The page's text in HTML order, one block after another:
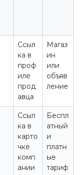
Ссыл
ка в
проф
иле
прод
авца
Магаз
ин
или
объяв
ление
Ссыл
ка в
карто
чке
комп
ании
Беспл
атный
и
платн
ые
тариф